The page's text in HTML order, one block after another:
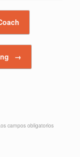
→
campos obligatorios